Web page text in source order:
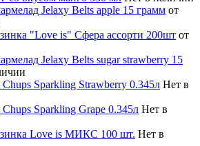
Jelaxy Belts apple 15 грамм от
"Love is" Сфера ассорти 200шт от
Jelaxy Belts sugar strawberry 15
Sparkling Strawberry 0.345л Нет в
Sparkling Grape 0.345л Нет в
Love is МИКС 100 шт. Нет в